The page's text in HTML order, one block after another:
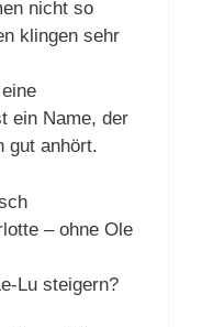
nicht so
klingen sehr
ein Name, der
gut anhört.
– ohne Ole
Lu steigern?